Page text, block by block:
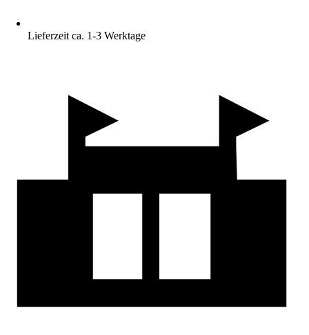
Lieferzeit ca. 1-3 Werktage